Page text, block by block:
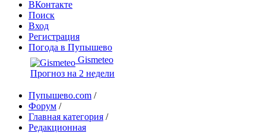
ВКонтакте
Поиск
Вход
Регистрация
Погода в Пупышево
Gismeteo
Прогноз на 2 недели
Пупышево.com /
Форум /
Главная категория /
Редакционная